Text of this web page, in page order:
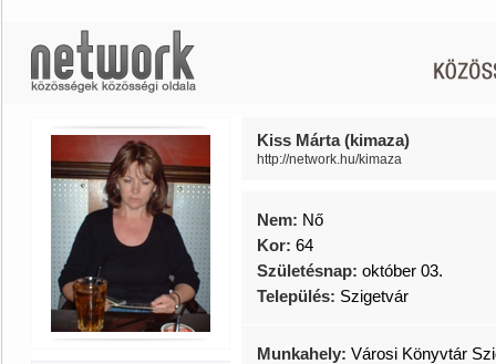
Kiss Márta (kimaza)
http://network.hu/kimaza
Nem: Nő
Kor: 64
Születésnap: október 03.
Település: Szigetvár
Munkahely: Városi Könyvtár